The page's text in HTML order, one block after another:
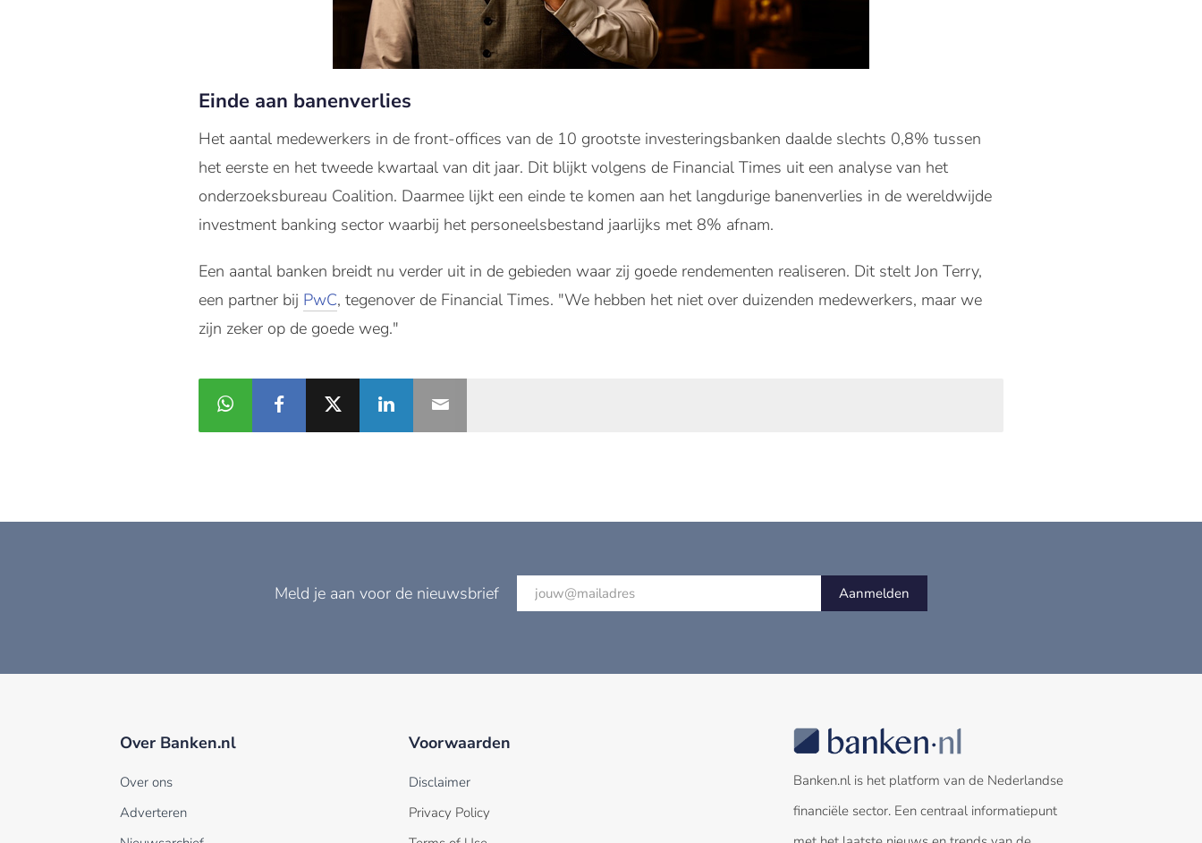
Einde aan banenverlies
Het aantal medewerkers in de front-offices van de 10 grootste investeringsbanken daalde slechts 0,8% tussen
het eerste en het tweede kwartaal van dit jaar. Dit blijkt volgens de Financial Times uit een analyse van het
onderzoeksbureau Coalition. Daarmee lijkt een einde te komen aan het langdurige banenverlies in de wereldwijde
investment banking sector waarbij het personeelsbestand jaarlijks met 8% afnam.
Een aantal banken breidt nu verder uit in de gebieden waar zij goede rendementen realiseren. Dit stelt Jon Terry,
een partner bij PwC, tegenover de Financial Times. "We hebben het niet over duizenden medewerkers, maar we
zijn zeker op de goede weg."
Meld je aan voor de nieuwsbrief Aanmelden
Over Banken.nl
Over ons
Adverteren
Voorwaarden
Disclaimer
Privacy Policy
Banken.nl is het platform van de Nederlandse
financiële sector. Een centraal informatiepunt